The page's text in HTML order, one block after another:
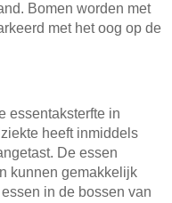
Bomen worden met
met het oog op de
essentaksterfte in
heeft inmiddels
De essen
kunnen gemakkelijk
in de bossen van